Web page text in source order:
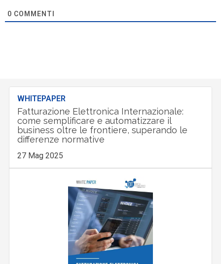
0 COMMENTI
WHITEPAPER
Fatturazione Elettronica Internazionale:
come semplificare e automatizzare il
business oltre le frontiere, superando le
differenze normative
27 Mag 2025